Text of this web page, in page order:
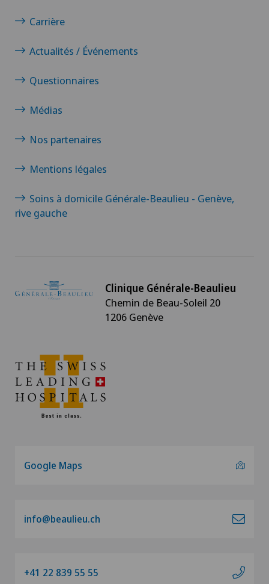
Carrière
Actualités / Événements
Questionnaires
Médias
Nos partenaires
Mentions légales
Soins à domicile Générale-Beaulieu - Genève,
rive gauche
Clinique Générale-Beaulieu
Chemin de Beau-Soleil 20
1206 Genève
Google Maps
info@beaulieu.ch
+41 22 839 55 55